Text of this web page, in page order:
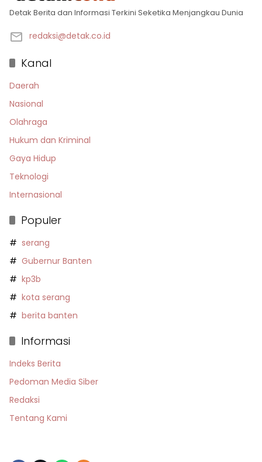
Detak Berita dan Informasi Terkini Seketika Menjangkau Dunia
redaksi@detak.co.id
Kanal
Daerah
Nasional
Olahraga
Hukum dan Kriminal
Gaya Hidup
Teknologi
Internasional
Populer
serang
Gubernur Banten
kp3b
kota serang
berita banten
Informasi
Indeks Berita
Pedoman Media Siber
Redaksi
Tentang Kami